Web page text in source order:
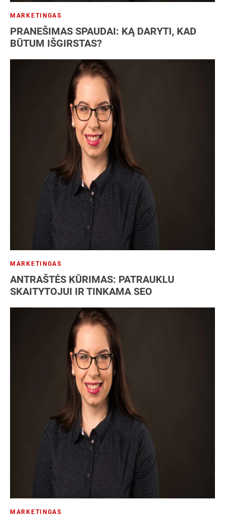
MARKETINGAS
PRANEŠIMAS SPAUDAI: KĄ DARYTI, KAD
BŪTUM IŠGIRSTAS?
MARKETINGAS
ANTRAŠTĖS KŪRIMAS: PATRAUKLU
SKAITYTOJUI IR TINKAMA SEO
MARKETINGAS